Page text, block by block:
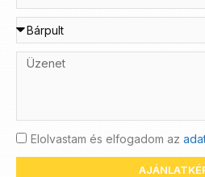
Elolvastam és elfogadom az